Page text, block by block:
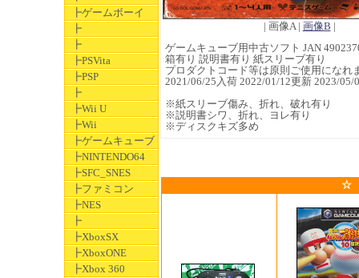
┣ゲームボーイ
┣
┣
┣PSVita
┣PSP
┣
┣Wii U
┣Wii
┣ゲームキューブ
┣NINTENDO64
┣SFC_SNES
┣ファミコン
┣NES
┣
┣XboxSX
┣XboxONE
┣Xbox 360
| 画像A | 画像B |
ゲームキューブ用中古ソフト JAN
箱有り 説明書有り 紙スリーブ有り
プロダクトコード等は原則ご使用になれ
2021/06/25入荷 2022/01/12更新 2023/05/
※紙スリーブ傷み、折れ、破れ有り
※説明書シワ、折れ、ヨレ有り
※ディスクキズ多め
☆